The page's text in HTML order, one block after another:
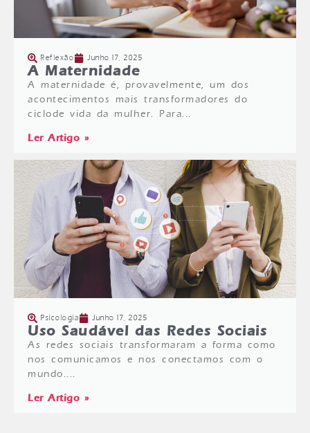
Reflexão Junho 17, 2025
A Maternidade
A maternidade é, provavelmente, um dos
acontecimentos mais transformadores do
ciclode vida da mulher. Para...
Ler Artigo »
Psicologia Junho 17, 2025
Uso Saudável das Redes Sociais
As redes sociais transformaram a forma como
nos comunicamos e nos conectamos com o
mundo....
Ler Artigo »